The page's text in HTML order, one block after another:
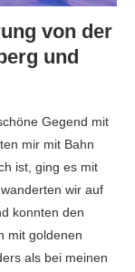
von der
und
Gegend mit
mir mit Bahn
ist, ging es mit
wir auf
konnten den
mit goldenen
als bei meinen